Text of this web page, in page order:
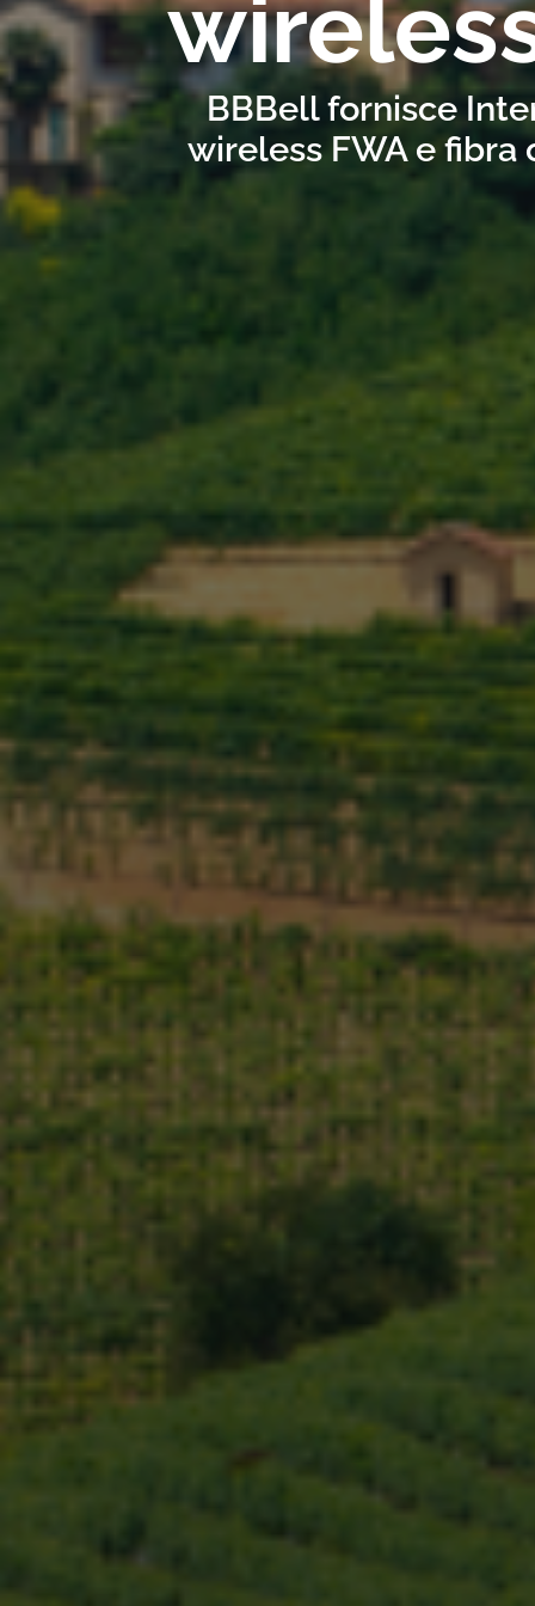
BBBell fornisce
wireless FWA e fibra